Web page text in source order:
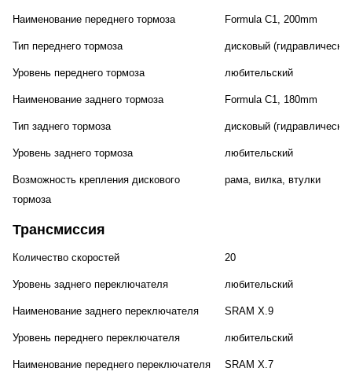
Наименование переднего тормоза Formula C1, 200mm
Тип переднего тормоза дисковый
Уровень переднего тормоза любительский
Наименование заднего тормоза Formula C1, 180mm
Тип заднего тормоза дисковый
Уровень заднего тормоза любительский
Возможность крепления дискового
тормоза
рама, вилка, втулки
Трансмиссия
Количество скоростей 20
Уровень заднего переключателя любительский
Наименование заднего переключателя SRAM X.9
Уровень переднего переключателя любительский
Наименование переднего переключателя SRAM X.7